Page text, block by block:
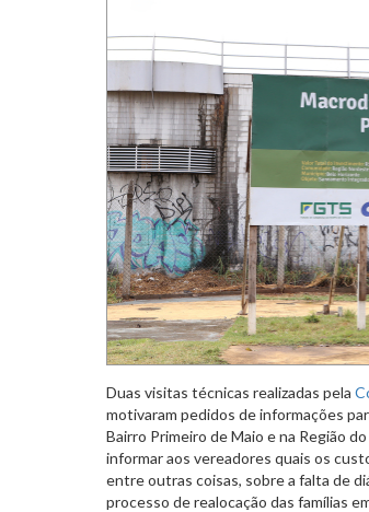
Duas visitas técnicas realizadas pela
motivaram pedidos de informações
Bairro Primeiro de Maio e na Região
informar aos vereadores quais os
entre outras coisas, sobre a falta de
processo de realocação das famílias